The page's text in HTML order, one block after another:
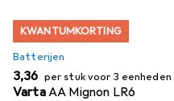
KWANTUMKORTING
Batterijen
EUR
3,36 per stuk voor 3 eenheden
VartaAA Mignon LR6